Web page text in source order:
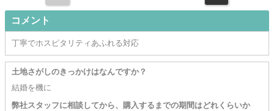
コメント
丁寧でホスピタリティあふれる対応
土地さがしのきっかけはなんですか？
結婚を機に
弊社スタッフに相談してから、購入するまでの期間はどれくらいか